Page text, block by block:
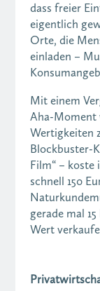
dass freier
eigentlich
Orte, die
einladen –
Mit einem
Aha-Moment
Wertigkeiten
Blockbuster-
Film“ – koste
schnell 150
gerade mal
Wert